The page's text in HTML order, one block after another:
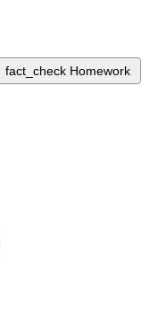
fact_check Homework